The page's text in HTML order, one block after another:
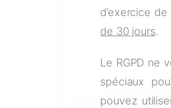
d’exercice
de 30 jours.
Le RGPD ne
spéciaux
pouvez